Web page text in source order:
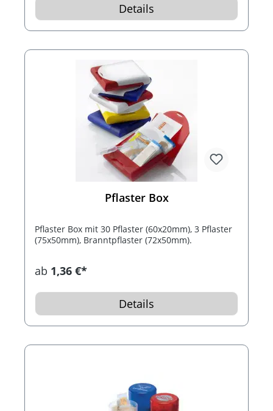
Details
Pflaster Box
Pflaster Box mit 30 Pflaster (60x20mm), 3 Pflaster
(75x50mm), Branntpflaster (72x50mm).
ab 1,36 €*
Details